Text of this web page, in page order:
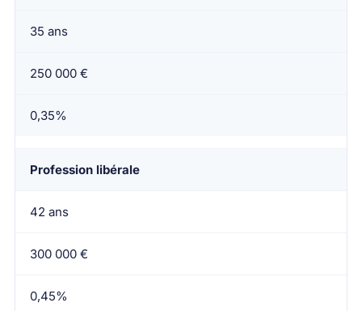
35 ans
250 000 €
0,35%
Profession libérale
42 ans
300 000 €
0,45%